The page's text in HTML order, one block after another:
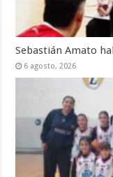
Sebastián Amato
6 agosto, 2026